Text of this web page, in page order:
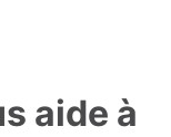
aide à